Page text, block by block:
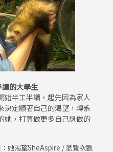
的大學生
始半工半讀，起先因為家人
決定順著自己的渴望，轉系
她，打算做更多自己想做的
她渴望SheAspire / 瀏覽次數